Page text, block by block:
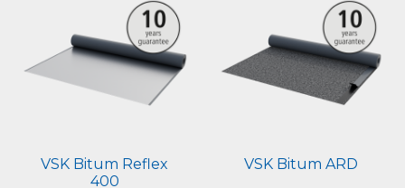
VSK Bitum Reflex
400
VSK Bitum ARD